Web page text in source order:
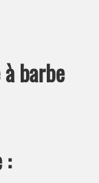
barbe
: